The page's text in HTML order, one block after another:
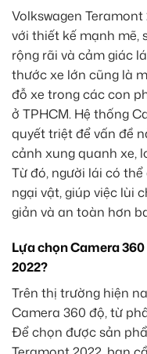
Volkswagen
với thiết kế mạnh mẽ,
rộng rãi và cảm giác
thước xe lớn cũng là
đỗ xe trong các con
ở TPHCM. Hệ thống
quyết triệt để vấn đề
cảnh xung quanh xe,
Từ đó, người lái có
ngại vật, giúp việc lùi
giản và an toàn hơn
Lựa chọn Camera
2022?
Trên thị trường hiện
Camera 360 độ, từ
Để chọn được sản